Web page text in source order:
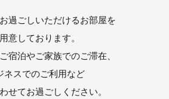
過ごしいただけるお部屋を
意しております。
宿泊やご家族でのご滞在、
ネスでのご利用など
せてお過ごしください。